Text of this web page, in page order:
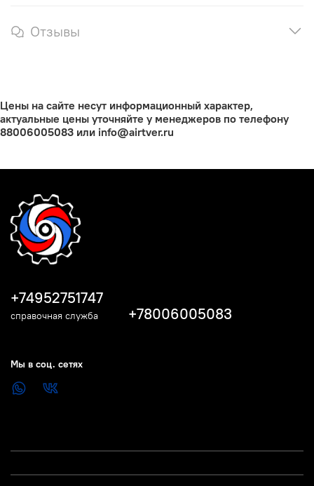
Отзывы
Цены на сайте несут информационный характер,
актуальные цены уточняйте у менеджеров по телефону
88006005083 или info@airtver.ru
+74952751747
справочная служба +78006005083
Мы в соц. сетях